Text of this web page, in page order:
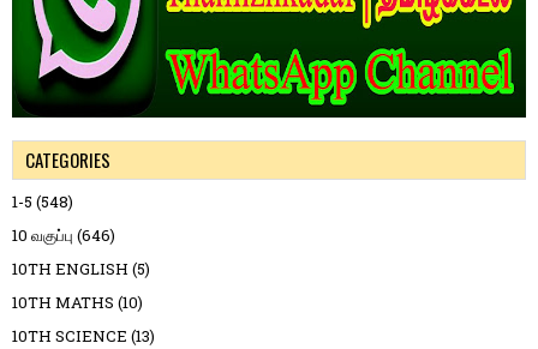
CATEGORIES
1-5 (548)
10 வகுப்பு (646)
10TH ENGLISH (5)
10TH MATHS (10)
10TH SCIENCE (13)